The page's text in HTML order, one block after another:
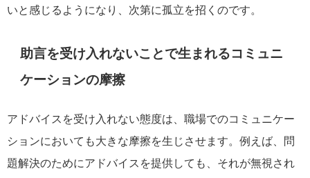
いと感じるようになり、次第に孤立を招くのです。
助言を受け入れないことで生まれるコミュニ
ケーションの摩擦
アドバイスを受け入れない態度は、職場でのコミュニケー
ションにおいても大きな摩擦を生じさせます。例えば、問
題解決のためにアドバイスを提供しても、それが無視され